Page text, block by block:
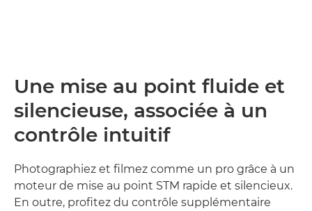
Une mise au point fluide et
silencieuse, associée à un
contrôle intuitif
Photographiez et filmez comme un pro grâce à un
moteur de mise au point STM rapide et silencieux.
En outre, profitez du contrôle supplémentaire